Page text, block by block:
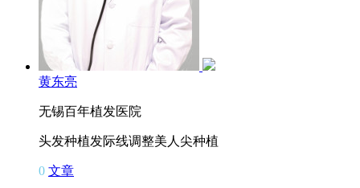
黄东亮
无锡百年植发医院
头发种植发际线调整美人尖种植
0 文章